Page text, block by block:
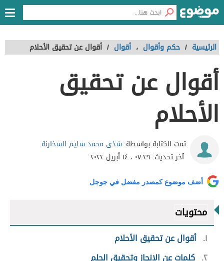
الرئيسية / حكم وأقوال ، أقوال / أقوال عن تحقيق الأحلام
أقوال عن تحقيق
الأحلام
تمت الكتابة بواسطة:شذى محمد سليم السخارنة
آخر تحديث: ٠٧:٢٩ ، ١٤ أبريل ٢٠٢٢
أضف موضوع كمصدر مفضل في جوجل
محتويات
١ أقوال عن تحقيق الأحلام
٢ كلمات عن الإنجاز وتحقيق الحلم